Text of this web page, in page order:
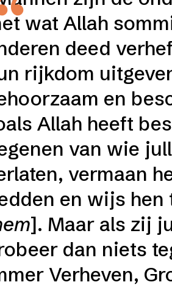
wat Allah
deed
rijkdom
en
Allah heeft
van wie
vermaan
en wijs hen
]. Maar als zij
dan niets
Verheven,